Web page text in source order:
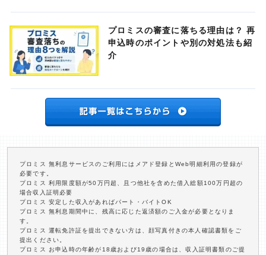
プロミスの審査に落ちる理由は？ 再
申込時のポイントや別の対処法も紹
介
プロミス 無利息サービスのご利用にはメアド登録とWeb明細利用の登録が
必要です。
プロミス 利用限度額が50万円超、且つ他社を含めた借入総額100万円超の
場合収入証明必要
プロミス 安定した収入があればパート・バイトOK
プロミス 無利息期間中に、残高に応じた返済額のご入金が必要となりま
す。
プロミス 運転免許証を提出できない方は、顔写真付きの本人確認書類をご
提出ください。
プロミス お申込時の年齢が18歳および19歳の場合は、収入証明書類のご提